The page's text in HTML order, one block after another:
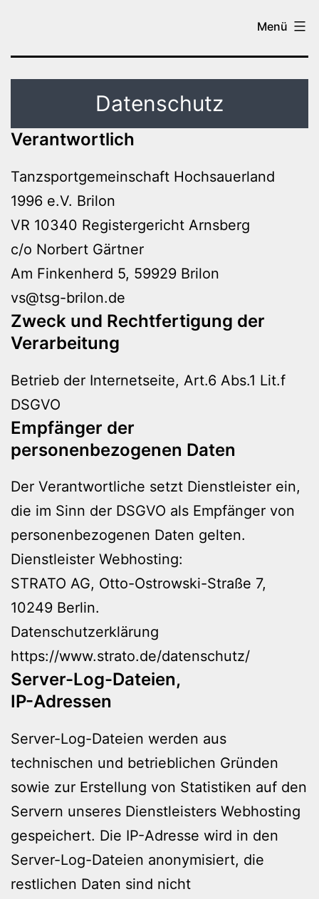
springen
Brilon
Menü
Datenschutz
Verantwortlich
Tanzsportgemeinschaft Hochsauerland
1996 e.V. Brilon
VR 10340 Registergericht Arnsberg
c/o Norbert Gärtner
Am Finkenherd 5, 59929 Brilon
vs@tsg-brilon.de
Zweck und Rechtfertigung der
Verarbeitung
Betrieb der Internetseite, Art.6 Abs.1 Lit.f
DSGVO
Empfänger der
personenbezogenen Daten
Der Verantwortliche setzt Dienstleister ein,
die im Sinn der DSGVO als Empfänger von
personenbezogenen Daten gelten.
Dienstleister Webhosting:
STRATO AG, Otto-Ostrowski-Straße 7,
10249 Berlin.
Datenschutzerklärung
https://www.strato.de/datenschutz/
Server-Log-Dateien,
IP-Adressen
Server-Log-Dateien werden aus
technischen und betrieblichen Gründen
sowie zur Erstellung von Statistiken auf den
Servern unseres Dienstleisters Webhosting
gespeichert. Die IP-Adresse wird in den
Server-Log-Dateien anonymisiert, die
restlichen Daten sind nicht